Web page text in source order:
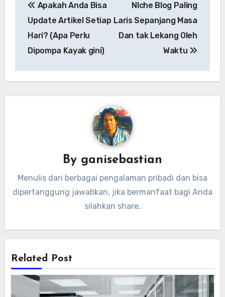
pos
Apakah Anda Bisa
Update Artikel Setiap
Hari? (Apa Perlu
Dipompa Kayak gini)
NIche Blog Paling
Laris Sepanjang Masa
Dan tak Lekang Oleh
Waktu
By ganisebastian
Menulis dari berbagai pengalaman pribadi dan bisa
dipertanggung jawabkan, jika bermanfaat bagi Anda
silahkan share.
Related Post